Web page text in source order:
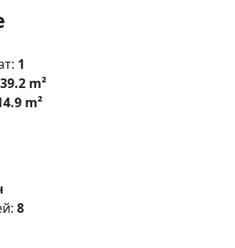
с удобной транспортной
— ключевые магистрали,
плотность застройки). -
окна, функциональные
детские и
для разных возрастов; - места
развитая социальная
1
39.2 m²
m²
8